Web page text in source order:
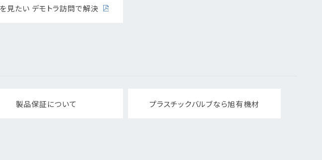
見たい デモトラ訪問で解決
製品保証について プラスチックバルブなら旭有機材